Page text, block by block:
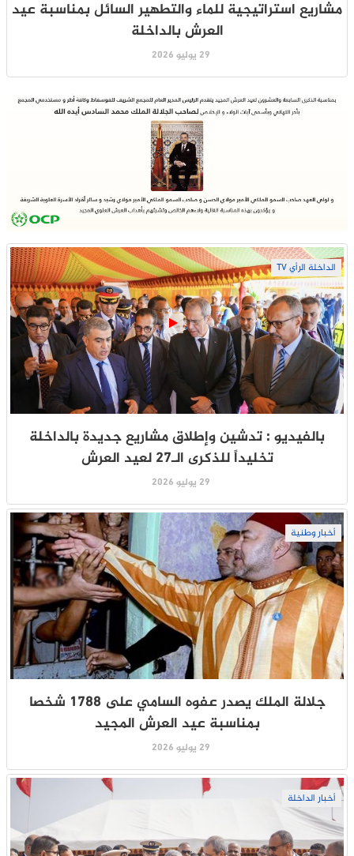
مشاريع استراتيجية للماء والتطهير السائل بمناسبة عيد
العرش بالداخلة
29 يوليو 2026
الداخلة الرأي TV
بالفيديو : تدشين وإطلاق مشاريع جديدة بالداخلة
تخليداً للذكرى الـ27 لعيد العرش
29 يوليو 2026
أخبار وطنية
جلالة الملك يصدر عفوه السامي على 1788 شخصا
بمناسبة عيد العرش المجيد
29 يوليو 2026
أخبار الداخلة